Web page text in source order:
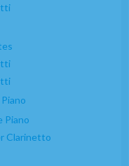
Piano
Clarinetto